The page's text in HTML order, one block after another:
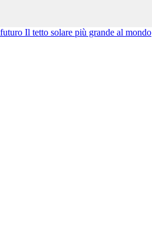
Il tetto solare più grande al mondo